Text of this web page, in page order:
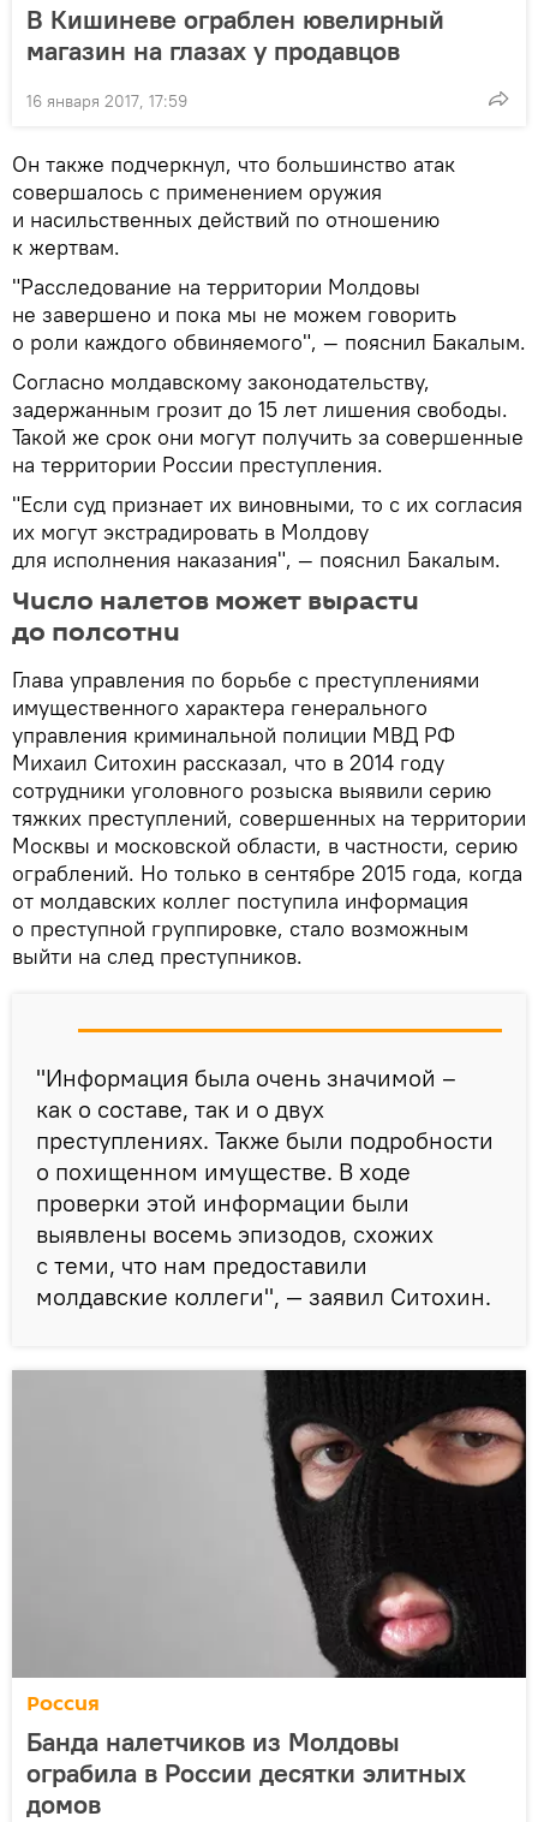
В Кишиневе ограблен ювелирный
магазин на глазах у продавцов
16 января 2017, 17:59
Он также подчеркнул, что большинство атак
совершалось с применением оружия
и насильственных действий по отношению
к жертвам.
"Расследование на территории Молдовы
не завершено и пока мы не можем говорить
о роли каждого обвиняемого", — пояснил Бакалым.
Согласно молдавскому законодательству,
задержанным грозит до 15 лет лишения свободы.
Такой же срок они могут получить за совершенные
на территории России преступления.
"Если суд признает их виновными, то с их согласия
их могут экстрадировать в Молдову
для исполнения наказания", — пояснил Бакалым.
Число налетов может вырасти
до полсотни
Глава управления по борьбе с преступлениями
имущественного характера генерального
управления криминальной полиции МВД РФ
Михаил Ситохин рассказал, что в 2014 году
сотрудники уголовного розыска выявили серию
тяжких преступлений, совершенных на территории
Москвы и московской области, в частности, серию
ограблений. Но только в сентябре 2015 года, когда
от молдавских коллег поступила информация
о преступной группировке, стало возможным
выйти на след преступников.
"Информация была очень значимой –
как о составе, так и о двух
преступлениях. Также были подробности
о похищенном имуществе. В ходе
проверки этой информации были
выявлены восемь эпизодов, схожих
с теми, что нам предоставили
молдавские коллеги", — заявил Ситохин.
Россия
Банда налетчиков из Молдовы
ограбила в России десятки элитных
домов